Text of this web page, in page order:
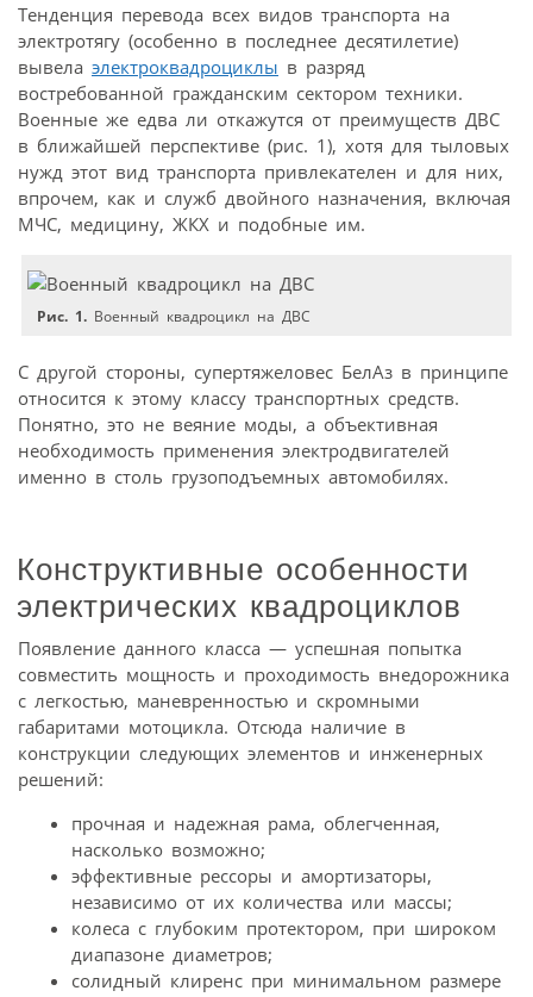
Тенденция перевода всех видов транспорта на
электротягу (особенно в последнее десятилетие)
вывела электроквадроциклы в разряд
востребованной гражданским сектором техники.
Военные же едва ли откажутся от преимуществ ДВС
в ближайшей перспективе (рис. 1), хотя для тыловых
нужд этот вид транспорта привлекателен и для них,
впрочем, как и служб двойного назначения, включая
МЧС, медицину, ЖКХ и подобные им.
Рис. 1. Военный квадроцикл на ДВС
С другой стороны, супертяжеловес БелАз в принципе
относится к этому классу транспортных средств.
Понятно, это не веяние моды, а объективная
необходимость применения электродвигателей
именно в столь грузоподъемных автомобилях.
Конструктивные особенности
электрических квадроциклов
Появление данного класса — успешная попытка
совместить мощность и проходимость внедорожника
с легкостью, маневренностью и скромными
габаритами мотоцикла. Отсюда наличие в
конструкции следующих элементов и инженерных
решений:
прочная и надежная рама, облегченная,
насколько возможно;
эффективные рессоры и амортизаторы,
независимо от их количества или массы;
колеса с глубоким протектором, при широком
диапазоне диаметров;
солидный клиренс при минимальном размере